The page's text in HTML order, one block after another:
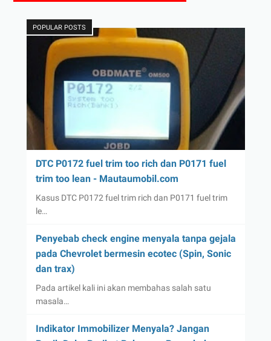
POPULAR POSTS
DTC P0172 fuel trim too rich dan P0171 fuel
trim too lean - Mautaumobil.com
Kasus DTC P0172 fuel trim rich dan P0171 fuel trim
le…
Penyebab check engine menyala tanpa gejala
pada Chevrolet bermesin ecotec (Spin, Sonic
dan trax)
Pada artikel kali ini akan membahas salah satu
masala…
Indikator Immobilizer Menyala? Jangan